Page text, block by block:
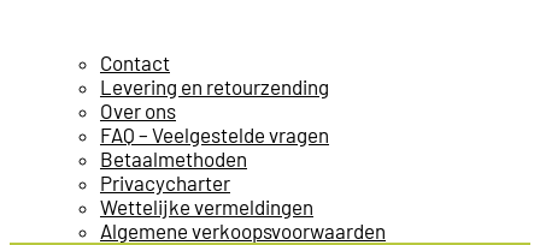
Contact
Levering en retourzending
Over ons
FAQ – Veelgestelde vragen
Betaalmethoden
Privacycharter
Wettelijke vermeldingen
Algemene verkoopsvoorwaarden